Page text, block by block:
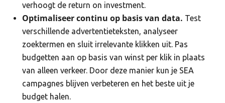
verhoogt de return on investment.
Optimaliseer continu op basis van data. Test
verschillende advertentieteksten, analyseer
zoektermen en sluit irrelevante klikken uit. Pas
budgetten aan op basis van winst per klik in plaats
van alleen verkeer. Door deze manier kun je SEA
campagnes blijven verbeteren en het beste uit je
budget halen.